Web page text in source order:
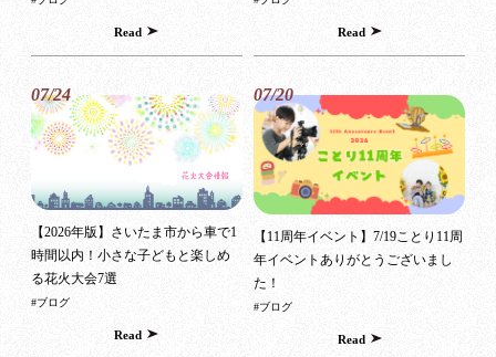
Read Read
07/24
【2026年版】さいたま市から車で1
時間以内！小さな子どもと楽しめ
る花火大会7選
#ブログ
Read
07/20
【11周年イベント】7/19ことり11周
年イベントありがとうございまし
た！
#ブログ
Read